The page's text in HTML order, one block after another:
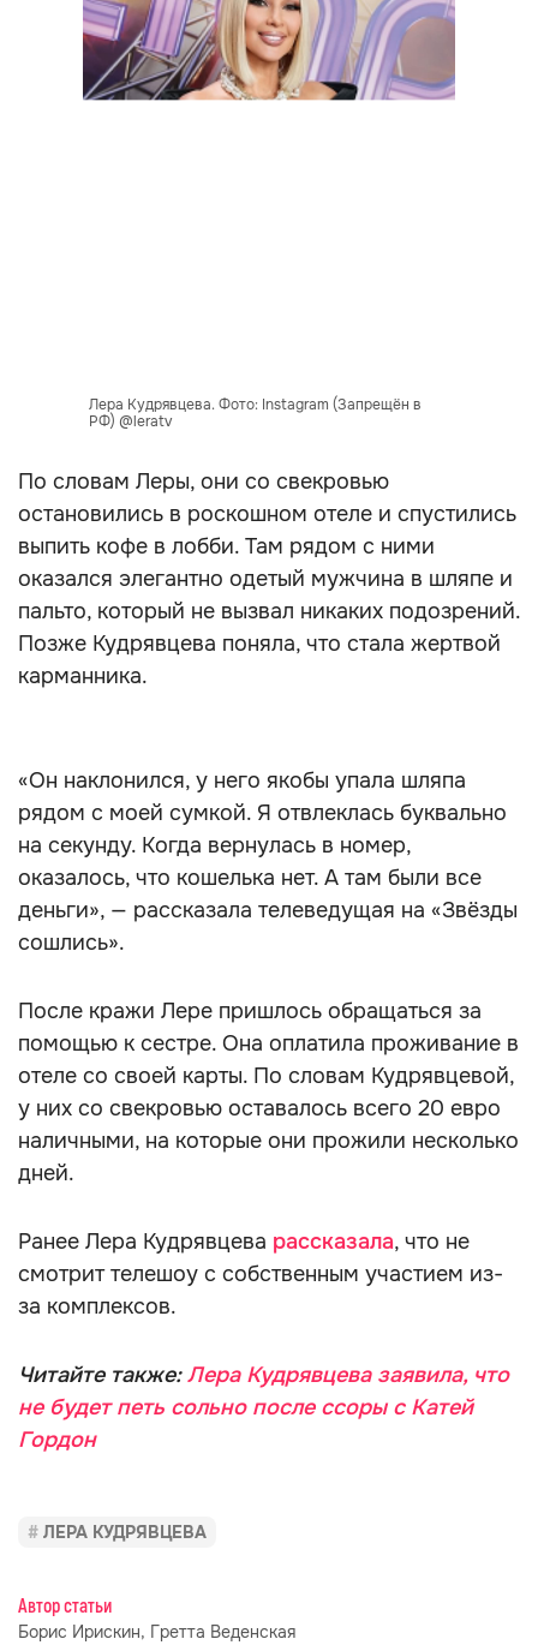
Лера Кудрявцева. Фото: Instagram (Запрещён в
РФ) @leratv
По словам Леры, они со свекровью
остановились в роскошном отеле и спустились
выпить кофе в лобби. Там рядом с ними
оказался элегантно одетый мужчина в шляпе и
пальто, который не вызвал никаких подозрений.
Позже Кудрявцева поняла, что стала жертвой
карманника.
«Он наклонился, у него якобы упала шляпа
рядом с моей сумкой. Я отвлеклась буквально
на секунду. Когда вернулась в номер,
оказалось, что кошелька нет. А там были все
деньги», — рассказала телеведущая на «Звёзды
сошлись».
После кражи Лере пришлось обращаться за
помощью к сестре. Она оплатила проживание в
отеле со своей карты. По словам Кудрявцевой,
у них со свекровью оставалось всего 20 евро
наличными, на которые они прожили несколько
дней.
Ранее Лера Кудрявцева рассказала, что не
смотрит телешоу с собственным участием из-
за комплексов.
Читайте также:Лера Кудрявцева заявила, что
не будет петь сольно после ссоры с Катей
Гордон
ЛЕРА КУДРЯВЦЕВА
Автор статьи
Борис Ирискин Гретта Веденская